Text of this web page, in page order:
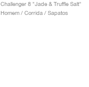
Challenger 8 "Jade & Truffle Salt"
Homem / Corrida / Sapatos